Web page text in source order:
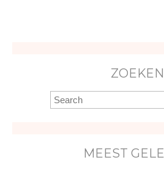
ZOEKEN
MEEST